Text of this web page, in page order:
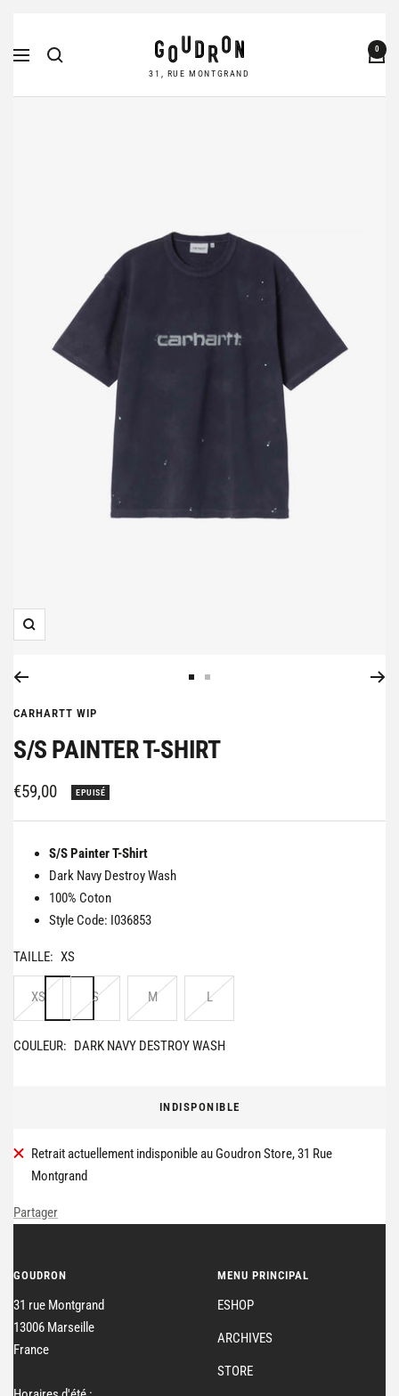
au
Navigation
Goudron
Store
31, RUE MONTGRAND
0
Zoom
2
CARHARTT WIP
S/S PAINTER T-SHIRT
Prix
de
vente
€59,00 EPUISÉ
S/S Painter T-Shirt
Dark Navy Destroy Wash
100% Coton
Style Code: I036853
TAILLE: XS
XS S M L
COULEUR: DARK NAVY DESTROY WASH
INDISPONIBLE
Retrait actuellement indisponible au Goudron Store, 31 Rue
Montgrand
Partager
GOUDRON
31 rue Montgrand
13006 Marseille
France
MENU PRINCIPAL
ESHOP
ARCHIVES
STORE